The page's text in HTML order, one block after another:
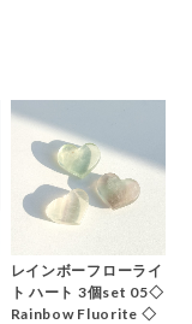
レインボーフローライ
ト ハート 3個set 05◇
Rainbow Fluorite ◇